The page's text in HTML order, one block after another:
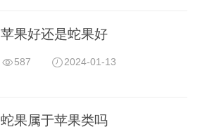
苹果好还是蛇果好
587 2024-01-13
蛇果属于苹果类吗